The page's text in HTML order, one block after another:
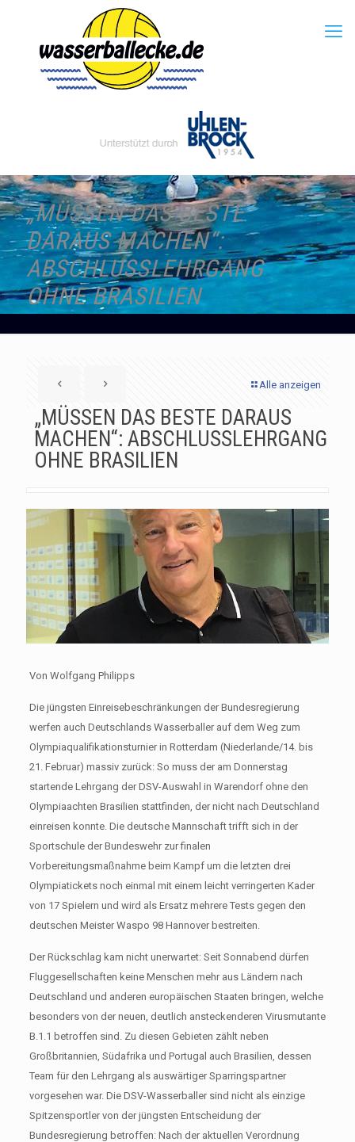
„MÜSSEN DAS BESTE
DARAUS MACHEN“:
ABSCHLUSSLEHRGANG
OHNE BRASILIEN
Alle anzeigen
„MÜSSEN DAS BESTE DARAUS
MACHEN“: ABSCHLUSSLEHRGANG
OHNE BRASILIEN
Von Wolfgang Philipps
Die jüngsten Einreisebeschränkungen der Bundesregierung
werfen auch Deutschlands Wasserballer auf dem Weg zum
Olympiaqualifikationsturnier in Rotterdam (Niederlande/14. bis
21. Februar) massiv zurück: So muss der am Donnerstag
startende Lehrgang der DSV-Auswahl in Warendorf ohne den
Olympiaachten Brasilien stattfinden, der nicht nach Deutschland
einreisen konnte. Die deutsche Mannschaft trifft sich in der
Sportschule der Bundeswehr zur finalen
Vorbereitungsmaßnahme beim Kampf um die letzten drei
Olympiatickets noch einmal mit einem leicht verringerten Kader
von 17 Spielern und wird als Ersatz mehrere Tests gegen den
deutschen Meister Waspo 98 Hannover bestreiten.
Der Rückschlag kam nicht unerwartet: Seit Sonnabend dürfen
Fluggesellschaften keine Menschen mehr aus Ländern nach
Deutschland und anderen europäischen Staaten bringen, welche
besonders von der neuen, deutlich ansteckenderen Virusmutante
B.1.1 betroffen sind. Zu diesen Gebieten zählt neben
Großbritannien, Südafrika und Portugal auch Brasilien, dessen
Team für den Lehrgang als auswärtiger Sparringspartner
vorgesehen war. Die DSV-Wasserballer sind nicht als einzige
Spitzensportler von der jüngsten Entscheidung der
Bundesregierung betroffen: Nach der aktuellen Verordnung